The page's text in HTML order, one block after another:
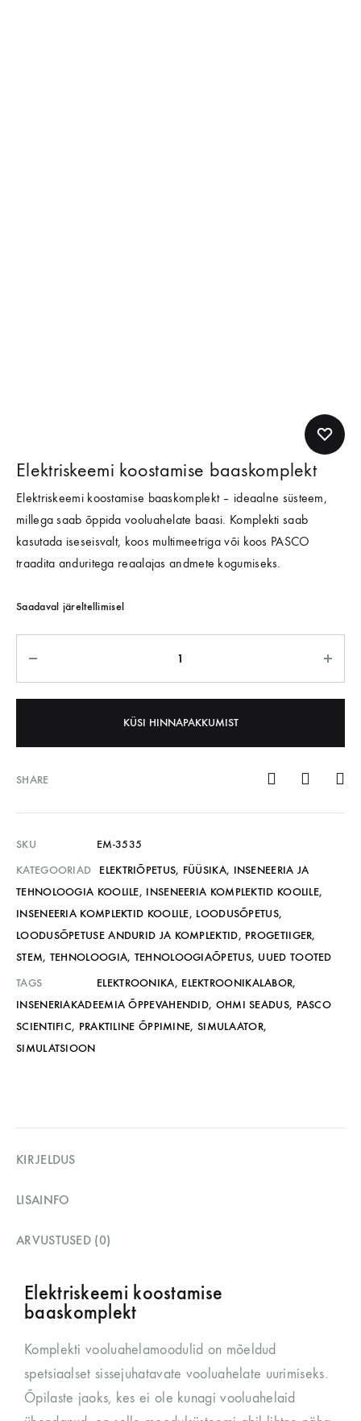
Elektriskeemi koostamise baaskomplekt
Elektriskeemi koostamise baaskomplekt – ideaalne süsteem,
millega saab õppida vooluahelate baasi. Komplekti saab
kasutada iseseisvalt, koos multimeetriga või koos PASCO
traadita anduritega reaalajas andmete kogumiseks.
Saadaval järeltellimisel
KÜSI HINNAPAKKUMIST
SHARE
SKU
EM-3535
KATEGOORIAD
ELEKTRIÕPETUS, FÜÜSIKA, INSENEERIA JA
TEHNOLOOGIA KOOLILE, INSENEERIA KOMPLEKTID KOOLILE,
INSENEERIA KOMPLEKTID KOOLILE, LOODUSÕPETUS,
LOODUSÕPETUSE ANDURID JA KOMPLEKTID, PROGETIIGER,
STEM, TEHNOLOOGIA, TEHNOLOOGIAÕPETUS, UUED TOOTED
TAGS
ELEKTROONIKA, ELEKTROONIKALABOR,
INSENERIAKADEEMIA ÕPPEVAHENDID, OHMI SEADUS, PASCO
SCIENTIFIC, PRAKTILINE ÕPPIMINE, SIMULAATOR,
SIMULATSIOON
KIRJELDUS
LISAINFO
ARVUSTUSED (0)
Elektriskeemi koostamise
baaskomplekt
Komplekti vooluahelamoodulid on mõeldud
spetsiaalset sissejuhatavate vooluahelate uurimiseks.
Õpilaste jaoks, kes ei ole kunagi vooluahelaid